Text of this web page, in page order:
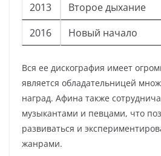
2013
Второе дыхание
2016
Новый начало
Вся ее дискография имеет
является обладательницей
наград. Афина также
музыкантами и певцами, что
развиваться и
жанрами.